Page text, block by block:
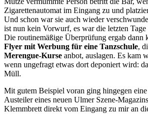
Zigarettenautomat im Eingang zu und
Und schon war sie auch wieder
ist nun kein Vorwurf, es war die letzten
Die routinemäßige Überprüfung ergab dann
Flyer mit Werbung für eine Tanzschule,
Merengue-Kurse anbot, auslagen. Es kam
wenn ungefragt etwas dort deponiert wird:
Müll.
Mit gutem Beispiel voran ging hingegen eine
Austeiler eines neuen Ulmer Szene-
Klemmbrett direkt vom Eingang zu mir an